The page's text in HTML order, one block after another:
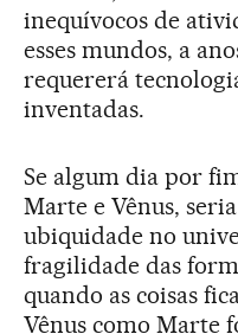
inequívocos de
esses mundos, a
requererá
inventadas.
Se algum dia por
Marte e Vênus,
ubiquidade no
fragilidade das
quando as coisas
Vênus como Marte